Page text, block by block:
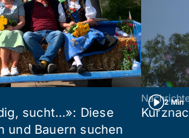
sucht…»: Diese
und Bauern suchen
2 Min